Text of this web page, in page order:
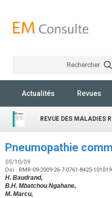
Rechercher
Actualités Revues
REVUE DES MALADIES
Pneumopathie
05/10/09
Doi : RMR-09-2009-26-7-0761-8425-
H. Baudrand,
B.H. Mbatchou Ngahane,
M. Marcu,